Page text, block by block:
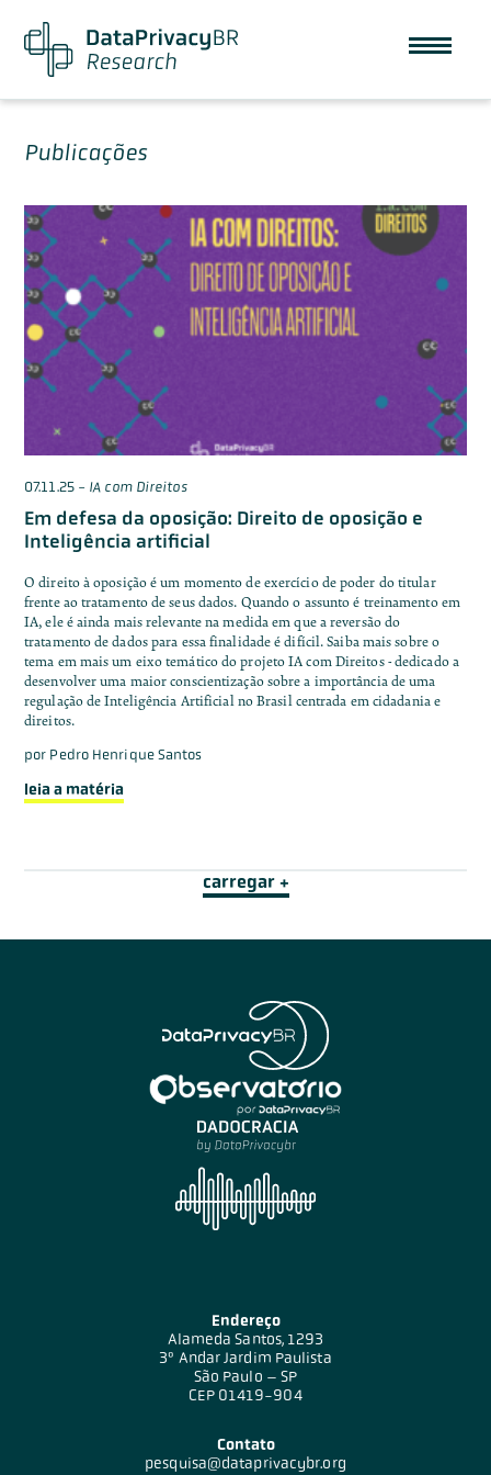
Publicações
07.11.25- IA com Direitos
Em defesa da oposição: Direito de oposição e
Inteligência artificial
O direito à oposição é um momento de exercício de poder do titular
frente ao tratamento de seus dados. Quando o assunto é treinamento em
IA, ele é ainda mais relevante na medida em que a reversão do
tratamento de dados para essa finalidade é difícil. Saiba mais sobre o
tema em mais um eixo temático do projeto IA com Direitos - dedicado a
desenvolver uma maior conscientização sobre a importância de uma
regulação de Inteligência Artificial no Brasil centrada em cidadania e
direitos.
por Pedro Henrique Santos
leia a matéria
carregar +
Endereço
Alameda Santos, 1293
3º Andar Jardim Paulista
São Paulo – SP
CEP 01419-904
Contato
pesquisa@dataprivacybr.org